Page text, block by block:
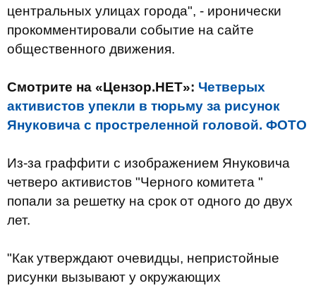
центральных улицах города", - иронически
прокомментировали событие на сайте
общественного движения.
Смотрите на «Цензор.НЕТ»: Четверых
активистов упекли в тюрьму за рисунок
Януковича с простреленной головой. ФОТО
Из-за граффити с изображением Януковича
четверо активистов "Черного комитета "
попали за решетку на срок от одного до двух
лет.
"Как утверждают очевидцы, непристойные
рисунки вызывают у окружающих